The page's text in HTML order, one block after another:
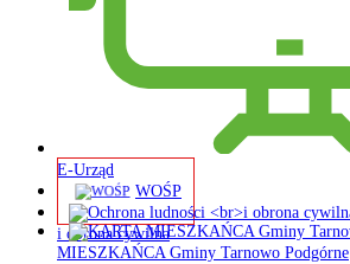
E-Urząd
WOŚP
i obrona cywilna
MIESZKAŃCA Gminy Tarnowo Podgórne